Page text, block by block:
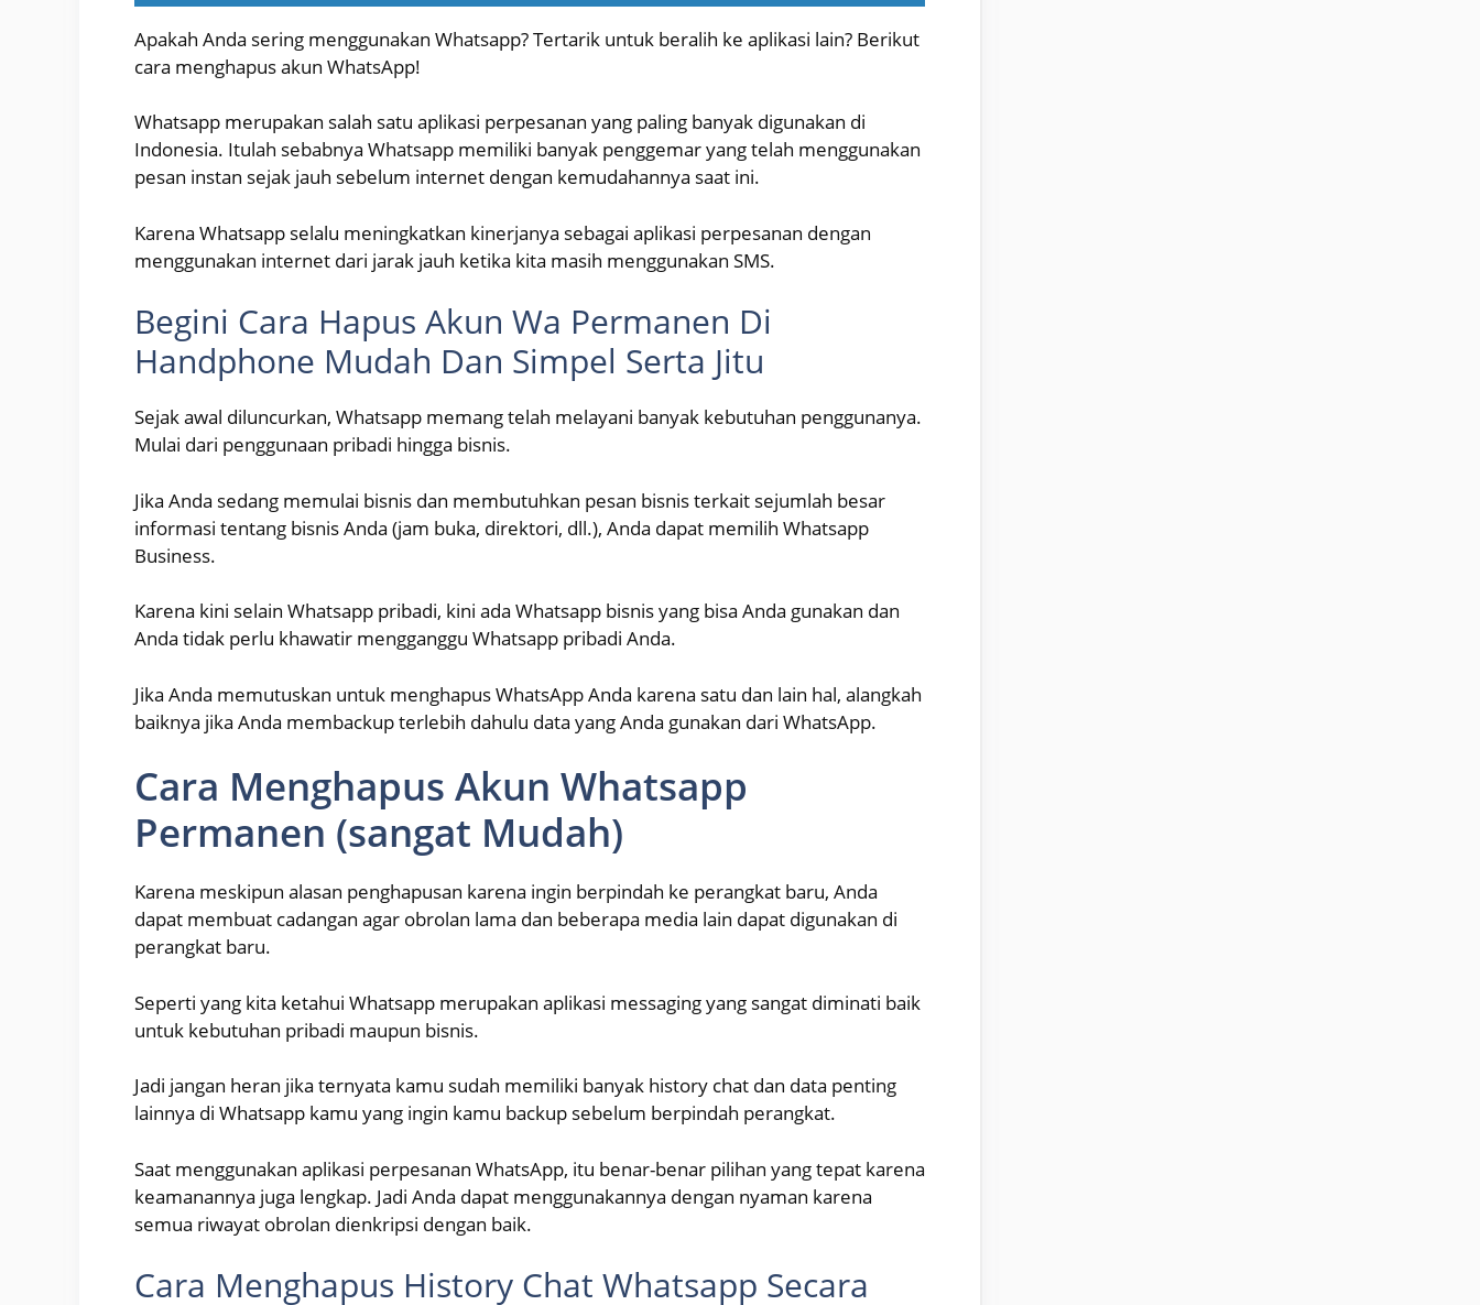
Apakah Anda sering menggunakan Whatsapp? Tertarik untuk beralih ke aplikasi lain? Berikut
cara menghapus akun WhatsApp!
Whatsapp merupakan salah satu aplikasi perpesanan yang paling banyak digunakan di
Indonesia. Itulah sebabnya Whatsapp memiliki banyak penggemar yang telah menggunakan
pesan instan sejak jauh sebelum internet dengan kemudahannya saat ini.
Karena Whatsapp selalu meningkatkan kinerjanya sebagai aplikasi perpesanan dengan
menggunakan internet dari jarak jauh ketika kita masih menggunakan SMS.
Begini Cara Hapus Akun Wa Permanen Di
Handphone Mudah Dan Simpel Serta Jitu
Sejak awal diluncurkan, Whatsapp memang telah melayani banyak kebutuhan penggunanya.
Mulai dari penggunaan pribadi hingga bisnis.
Jika Anda sedang memulai bisnis dan membutuhkan pesan bisnis terkait sejumlah besar
informasi tentang bisnis Anda (jam buka, direktori, dll.), Anda dapat memilih Whatsapp
Business.
Karena kini selain Whatsapp pribadi, kini ada Whatsapp bisnis yang bisa Anda gunakan dan
Anda tidak perlu khawatir mengganggu Whatsapp pribadi Anda.
Jika Anda memutuskan untuk menghapus WhatsApp Anda karena satu dan lain hal, alangkah
baiknya jika Anda membackup terlebih dahulu data yang Anda gunakan dari WhatsApp.
Cara Menghapus Akun Whatsapp
Permanen (sangat Mudah)
Karena meskipun alasan penghapusan karena ingin berpindah ke perangkat baru, Anda
dapat membuat cadangan agar obrolan lama dan beberapa media lain dapat digunakan di
perangkat baru.
Seperti yang kita ketahui Whatsapp merupakan aplikasi messaging yang sangat diminati baik
untuk kebutuhan pribadi maupun bisnis.
Jadi jangan heran jika ternyata kamu sudah memiliki banyak history chat dan data penting
lainnya di Whatsapp kamu yang ingin kamu backup sebelum berpindah perangkat.
Saat menggunakan aplikasi perpesanan WhatsApp, itu benar-benar pilihan yang tepat karena
keamanannya juga lengkap. Jadi Anda dapat menggunakannya dengan nyaman karena
semua riwayat obrolan dienkripsi dengan baik.
Cara Menghapus History Chat Whatsapp Secara